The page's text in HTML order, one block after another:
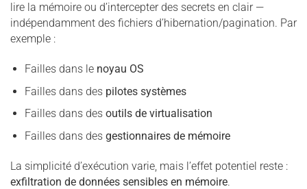
lire la mémoire ou d’intercepter des secrets en clair —
indépendamment des fichiers d’hibernation/pagination. Par
exemple :
Failles dans le noyau OS
Failles dans des pilotes systèmes
Failles dans des outils de virtualisation
Failles dans des gestionnaires de mémoire
La simplicité d’exécution varie, mais l’effet potentiel reste :
exfiltration de données sensibles en mémoire.